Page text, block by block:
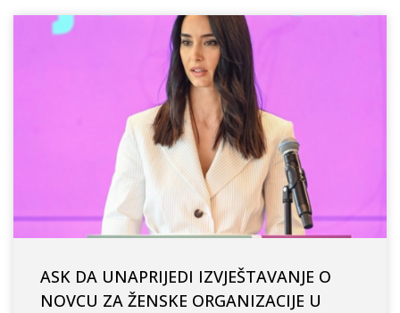
ASK DA UNAPRIJEDI IZVJEŠTAVANJE O
NOVCU ZA ŽENSKE ORGANIZACIJE U